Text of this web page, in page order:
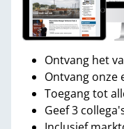
Ontvang het
Ontvang onze
Toegang tot
Geef 3